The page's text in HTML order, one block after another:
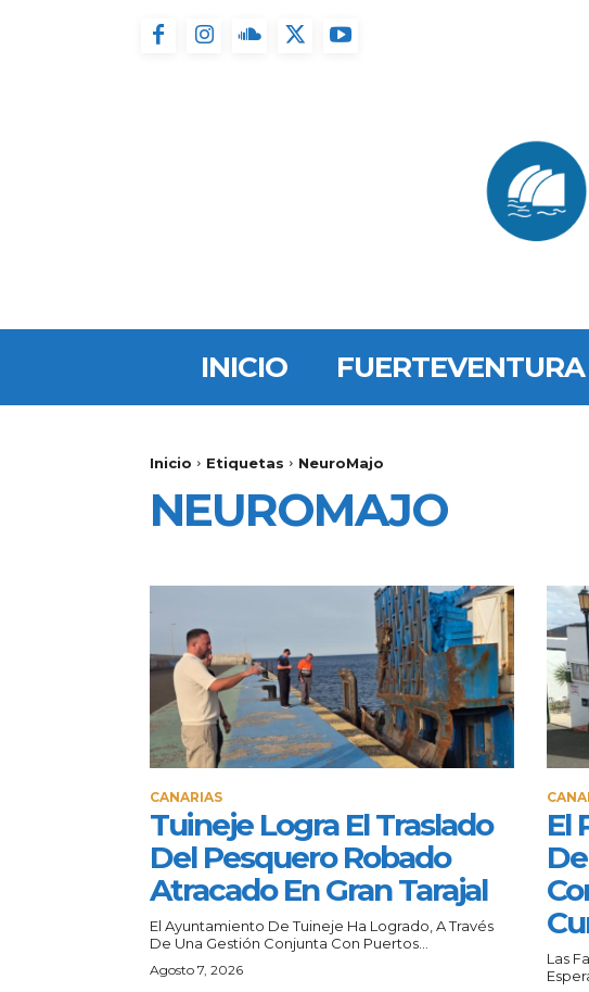
INICIO FUERTEVENTURA
Inicio Etiquetas NeuroMajo
NEUROMAJO
CANARIAS
Tuineje Logra El Traslado
Del Pesquero Robado
Atracado En Gran Tarajal
El Ayuntamiento De Tuineje Ha Logrado, A Través
De Una Gestión Conjunta Con Puertos...
Agosto 7, 2026
El
Las